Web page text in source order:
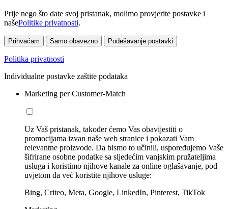
Prije nego što date svoj pristanak, molimo provjerite postavke i
našePolitike privatnosti.
Prihvaćam Samo obavezno Podešavanje postavki
Politika privatnosti
Individualne postavke zaštite podataka
Marketing per Customer-Match
Uz Vaš pristanak, također ćemo Vas obavijestiti o
promocijama izvan naše web stranice i pokazati Vam
relevantne proizvode. Da bismo to učinili, uspoređujemo Vaše
šifrirane osobne podatke sa sljedećim vanjskim pružateljima
usluga i koristimo njihove kanale za online oglašavanje, pod
uvjetom da već koristite njihove usluge:
Bing, Criteo, Meta, Google, LinkedIn, Pinterest, TikTok